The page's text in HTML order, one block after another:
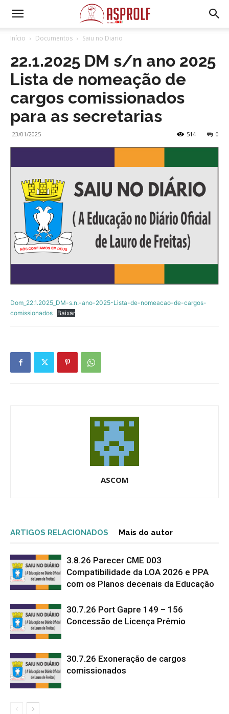
Início Documentos Saiu no Diario
22.1.2025 DM s/n ano 2025
Lista de nomeação de
cargos comissionados
para as secretarias
23/01/2025 0
514
Dom_22.1.2025_DM-s.n.-ano-2025-Lista-de-nomeacao-de-cargos-
comissionados
Baixar
ASCOM
ARTIGOS RELACIONADOS Mais do autor
3.8.26 Parecer CME 003
Compatibilidade da LOA 2026 e PPA
com os Planos decenais da Educação
30.7.26 Port Gapre 149 – 156
Concessão de Licença Prêmio
30.7.26 Exoneração de cargos
comissionados